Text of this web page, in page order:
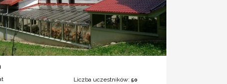
Liczba uczestników: 50